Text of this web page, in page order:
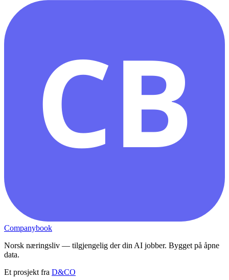
CB
Companybook
Norsk næringsliv — tilgjengelig der din AI jobber. Bygget på åpne
data.
Et prosjekt fra D&CO